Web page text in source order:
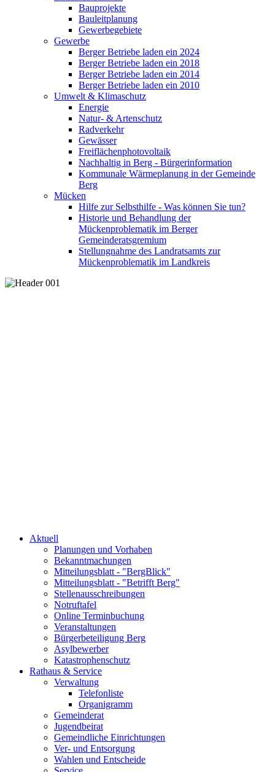
Bauprojekte
Bauleitplanung
Gewerbegebiete
Gewerbe
Berger Betriebe laden ein 2024
Berger Betriebe laden ein 2018
Berger Betriebe laden ein 2014
Berger Betriebe laden ein 2010
Umwelt & Klimaschutz
Energie
Natur- & Artenschutz
Radverkehr
Gewässer
Freiflächenphotovoltaik
Nachhaltig in Berg - Bürgerinformation
Kommunale Wärmeplanung in der Gemeinde
Berg
Mücken
Hilfe zur Selbsthilfe - Was können Sie tun?
Historie und Behandlung der
Mückenproblematik im Berger
Gemeinderatsgremium
Stellungnahme des Landratsamts zur
Mückenproblematik im Landkreis
Aktuell
Planungen und Vorhaben
Bekanntmachungen
Mitteilungsblatt - "BergBlick"
Mitteilungsblatt - "Betrifft Berg"
Stellenausschreibungen
Notruftafel
Online Terminbuchung
Veranstaltungen
Bürgerbeteiligung Berg
Asylbewerber
Katastrophenschutz
Rathaus & Service
Verwaltung
Telefonliste
Organigramm
Gemeinderat
Jugendbeirat
Gemeindliche Einrichtungen
Ver- und Entsorgung
Wahlen und Entscheide